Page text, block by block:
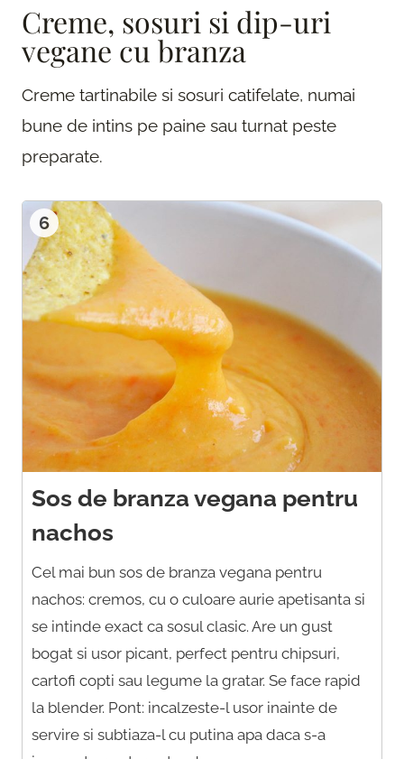
Creme, sosuri si dip-uri
vegane cu branza
Creme tartinabile si sosuri catifelate, numai
bune de intins pe paine sau turnat peste
preparate.
6
Sos de branza vegana pentru
nachos
Cel mai bun sos de branza vegana pentru
nachos: cremos, cu o culoare aurie apetisanta si
se intinde exact ca sosul clasic. Are un gust
bogat si usor picant, perfect pentru chipsuri,
cartofi copti sau legume la gratar. Se face rapid
la blender. Pont: incalzeste-l usor inainte de
servire si subtiaza-l cu putina apa daca s-a